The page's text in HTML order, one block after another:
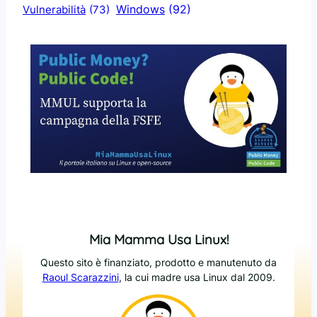
Vulnerabilità (73) Windows (92)
Mia Mamma Usa Linux!
Questo sito è finanziato, prodotto e manutenuto da
Raoul Scarazzini, la cui madre usa Linux dal 2009.